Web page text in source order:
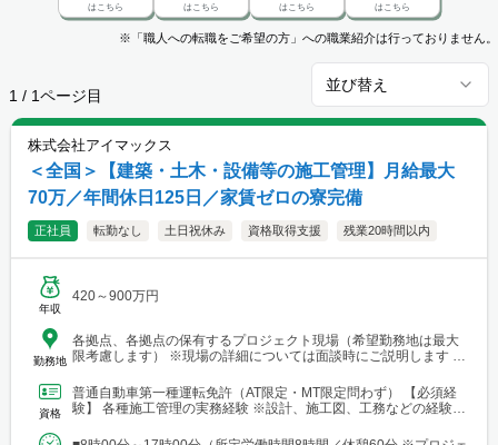
はこちら はこちら はこちら はこちら
※「職人への転職をご希望の方」への職業紹介は行っておりません。
1 / 1ページ目
並び替え
株式会社アイマックス
＜全国＞【建築・土木・設備等の施工管理】月給最大
70万／年間休日125日／家賃ゼロの寮完備
正社員 転勤なし 土日祝休み 資格取得支援 残業20時間以内
年収
420～900万円
勤務地
各拠点、各拠点の保有するプロジェクト現場（希望勤務地は最大
限考慮します） ※現場の詳細については面談時にご説明します
谷区代々木2-23-1 ニューステートメナー1055 └アクセス：京王線
「新宿駅」から徒歩5分 ※東京都を中心とした首都圏のほか、栃
木・群馬・茨城・埼玉・山梨・千葉・神奈川などに関東圏内の現
資格
普通自動車第一種運転免許（AT限定・MT限定問わず） 【必須経
験】 各種施工管理の実務経験 ※設計、施工図、工務などの経験を